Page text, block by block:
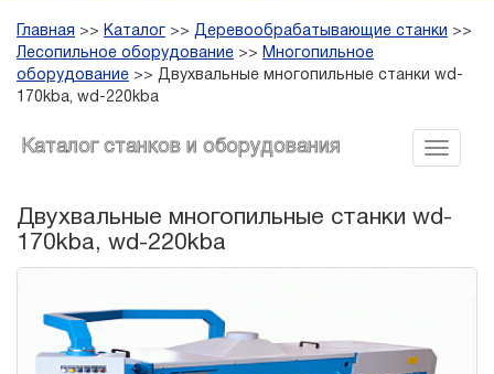
Главная >> Каталог >> Деревообрабатывающие станки >>
Лесопильное оборудование >> Многопильное
оборудование >> Двухвальные многопильные станки wd-
170kba, wd-220kba
Каталог станков и оборудования
Двухвальные многопильные станки wd-
170kba, wd-220kba